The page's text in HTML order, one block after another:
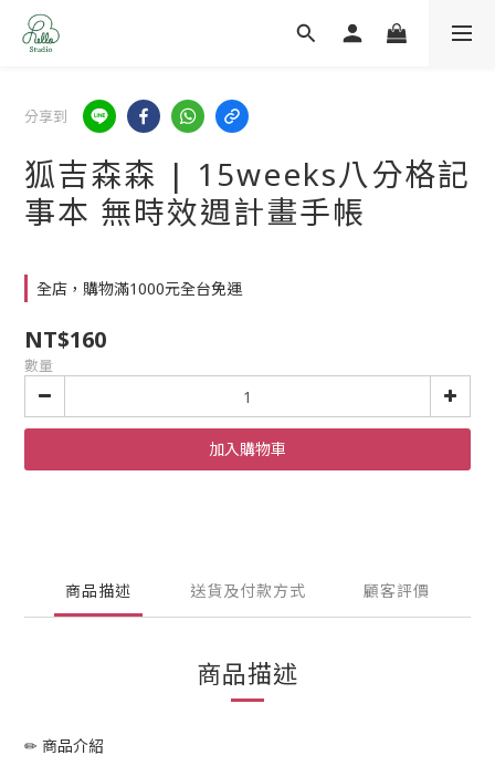
分享到
狐吉森森 | 15weeks八分格記
事本 無時效週計畫手帳
全店，購物滿1000元全台免運
NT$160
數量
加入購物車
商品描述 送貨及付款方式 顧客評價
商品描述
✏ 商品介紹